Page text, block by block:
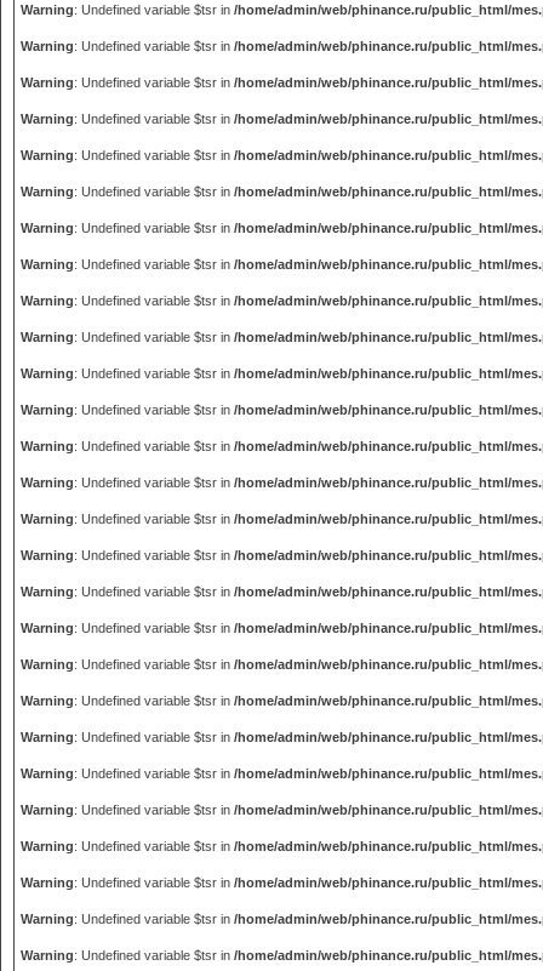
Warning: Undefined variable $tsr in /home/admin/web/phinance.ru/public_html/
Warning: Undefined variable $tsr in /home/admin/web/phinance.ru/public_html/
Warning: Undefined variable $tsr in /home/admin/web/phinance.ru/public_html/
Warning: Undefined variable $tsr in /home/admin/web/phinance.ru/public_html/
Warning: Undefined variable $tsr in /home/admin/web/phinance.ru/public_html/
Warning: Undefined variable $tsr in /home/admin/web/phinance.ru/public_html/
Warning: Undefined variable $tsr in /home/admin/web/phinance.ru/public_html/
Warning: Undefined variable $tsr in /home/admin/web/phinance.ru/public_html/
Warning: Undefined variable $tsr in /home/admin/web/phinance.ru/public_html/
Warning: Undefined variable $tsr in /home/admin/web/phinance.ru/public_html/
Warning: Undefined variable $tsr in /home/admin/web/phinance.ru/public_html/
Warning: Undefined variable $tsr in /home/admin/web/phinance.ru/public_html/
Warning: Undefined variable $tsr in /home/admin/web/phinance.ru/public_html/
Warning: Undefined variable $tsr in /home/admin/web/phinance.ru/public_html/
Warning: Undefined variable $tsr in /home/admin/web/phinance.ru/public_html/
Warning: Undefined variable $tsr in /home/admin/web/phinance.ru/public_html/
Warning: Undefined variable $tsr in /home/admin/web/phinance.ru/public_html/
Warning: Undefined variable $tsr in /home/admin/web/phinance.ru/public_html/
Warning: Undefined variable $tsr in /home/admin/web/phinance.ru/public_html/
Warning: Undefined variable $tsr in /home/admin/web/phinance.ru/public_html/
Warning: Undefined variable $tsr in /home/admin/web/phinance.ru/public_html/
Warning: Undefined variable $tsr in /home/admin/web/phinance.ru/public_html/
Warning: Undefined variable $tsr in /home/admin/web/phinance.ru/public_html/
Warning: Undefined variable $tsr in /home/admin/web/phinance.ru/public_html/
Warning: Undefined variable $tsr in /home/admin/web/phinance.ru/public_html/
Warning: Undefined variable $tsr in /home/admin/web/phinance.ru/public_html/
Warning: Undefined variable $tsr in /home/admin/web/phinance.ru/public_html/